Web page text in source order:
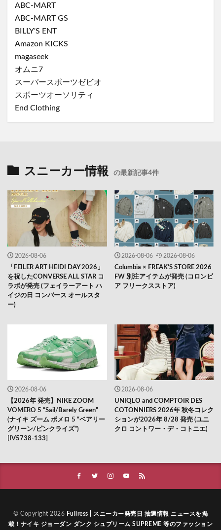
ABC-MART
ABC-MART GS
BILLY'S ENT
Amazon KICKS
magaseek
オムニ7
スーパースポーツゼビオ
スポーツオーソリティ
End Clothing
スニーカー情報 の最新記事4件
2026-08-06
「FEILER ART HEIDI DAY 2026」
を祝したCONVERSE ALL STAR コ
ラボが発売 (フェイラーアート ハ
イジの日 コンバース オールスタ
ー)
2026-08-06 2026-08-06
Columbia × FREAK’S STORE 2026
FW 別注アイテムが発売 (コロンビ
ア フリークスストア)
2026-08-06
【2026年 発売】NIKE ZOOM
VOMERO 5 “Sail/Barely Green”
(ナイキ ズーム ボメロ 5 “ベアリー
グリーン/ピンクライズ”)
[IV5738-133]
2026-08-06
UNIQLO and COMPTOIR DES
COTONNIERS 2026年 秋冬コレク
ションが2026年 8/28 発売 (ユニ
クロ コントワー・デ・コトニエ)
© Copyright 2026 Fullress | スニーカー発売日 抽選情報 ニュースを掲
載！ナイキ ジョーダン ダンク シュプリーム SUPREME 等のファッション